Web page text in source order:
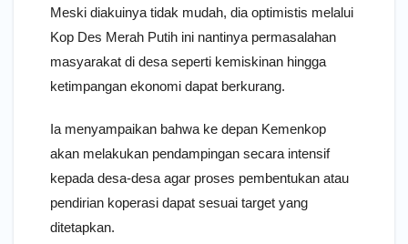
Meski diakuinya tidak mudah, dia optimistis melalui
Kop Des Merah Putih ini nantinya permasalahan
masyarakat di desa seperti kemiskinan hingga
ketimpangan ekonomi dapat berkurang.
Ia menyampaikan bahwa ke depan Kemenkop
akan melakukan pendampingan secara intensif
kepada desa-desa agar proses pembentukan atau
pendirian koperasi dapat sesuai target yang
ditetapkan.